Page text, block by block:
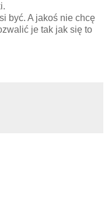
być. A jakoś nie chcę
je tak jak się to